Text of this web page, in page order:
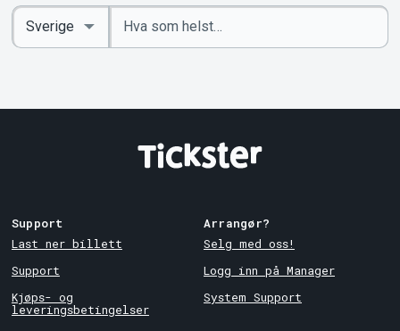
Angi
nøkkelord
Select
Country
Support
Last ner billett
Support
Kjøps- og
leveringsbetingelser
Arrangør?
Selg med oss!
Logg inn på Manager
System Support